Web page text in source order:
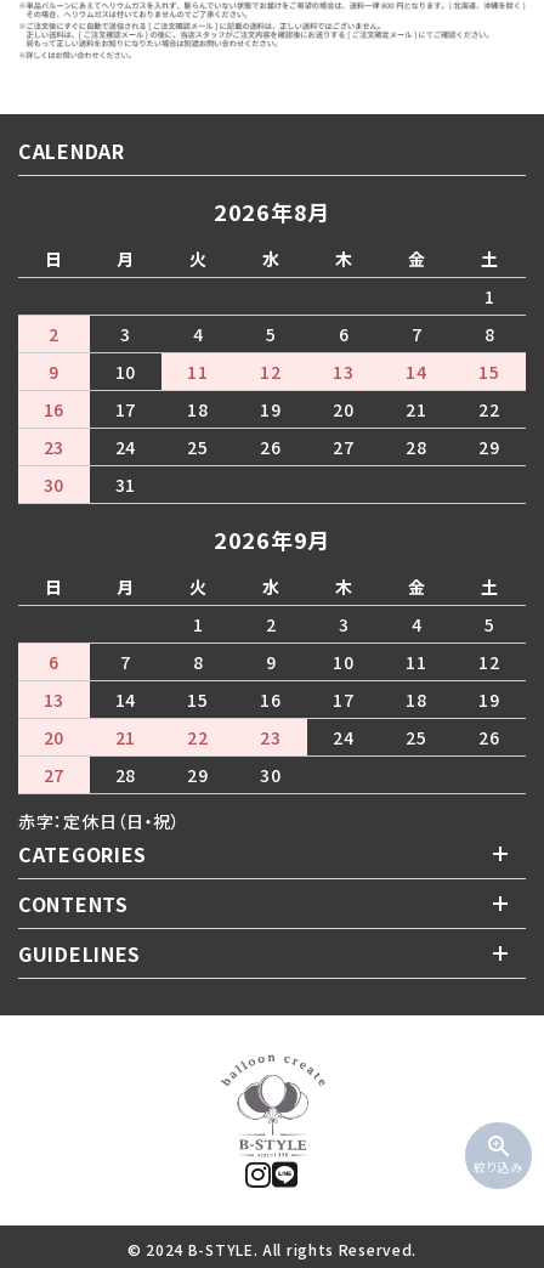
zoom_in
絞り込み
CALENDAR
2026年8月
日 月 火 水 木 金
土
1
2
3 4 5 6 7
8
9
10 11 12 13 14
15
16
17 18 19 20 21
22
23
24 25 26 27 28
29
30
31
2026年9月
日 月 火 水 木 金
土
1
2 3 4
5
6
7 8 9 10 11
12
13
14 15 16 17 18
19
20
21 22 23 24 25
26
27
28 29
30
赤字：定休日（日・祝）
CATEGORIES
CONTENTS
GUIDELINES
© 2024 B-STYLE. All rights Reserved.